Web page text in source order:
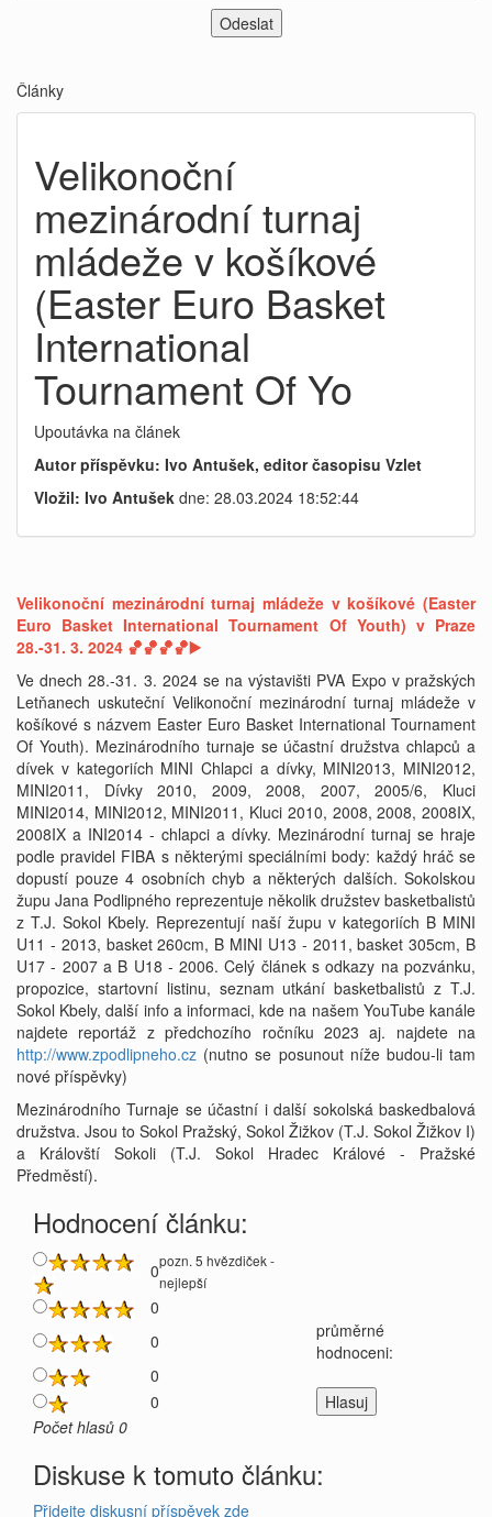
Články
Velikonoční
mezinárodní turnaj
mládeže v košíkové
(Easter Euro Basket
International
Tournament Of Yo
Upoutávka na článek
Autor příspěvku: Ivo Antušek, editor časopisu Vzlet
Vložil: Ivo Antušek dne: 28.03.2024 18:52:44
Velikonoční mezinárodní turnaj mládeže v košíkové (Easter
Euro Basket International Tournament Of Youth) v Praze
28.-31. 3. 2024 🏀🏀🏀🏀▶️
Ve dnech 28.-31. 3. 2024 se na výstavišti PVA Expo v pražských
Letňanech uskuteční Velikonoční mezinárodní turnaj mládeže v
košíkové s názvem Easter Euro Basket International Tournament
Of Youth). Mezinárodního turnaje se účastní družstva chlapců a
dívek v kategoriích MINI Chlapci a dívky, MINI2013, MINI2012,
MINI2011, Dívky 2010, 2009, 2008, 2007, 2005/6, Kluci
MINI2014, MINI2012, MINI2011, Kluci 2010, 2008, 2008, 2008IX,
2008IX a INI2014 - chlapci a dívky. Mezinárodní turnaj se hraje
podle pravidel FIBA ​​s některými speciálními body: každý hráč se
dopustí pouze 4 osobních chyb a některých dalších. Sokolskou
župu Jana Podlipného reprezentuje několik družstev basketbalistů
z T.J. Sokol Kbely. Reprezentují naší župu v kategoriích B MINI
U11 - 2013, basket 260cm, B MINI U13 - 2011, basket 305cm, B
U17 - 2007 a B U18 - 2006. Celý článek s odkazy na pozvánku,
propozice, startovní listinu, seznam utkání basketbalistů z T.J.
Sokol Kbely, další info a informaci, kde na našem YouTube kanále
najdete reportáž z předchozího ročníku 2023 aj. najdete na
http://www.zpodlipneho.cz (nutno se posunout níže budou-li tam
nové příspěvky)
Mezinárodního Turnaje se účastní i další sokolská baskedbalová
družstva. Jsou to Sokol Pražský, Sokol Žižkov (T.J. Sokol Žižkov I)
a Královští Sokoli (T.J. Sokol Hradec Králové - Pražské
Předměstí).
Hodnocení článku:
0pozn. 5 hvězdiček -
nejlepší
0
0
průměrné
hodnoceni:
0
0
Počet hlasů 0
Diskuse k tomuto článku:
Přidejte diskusní příspěvek zde